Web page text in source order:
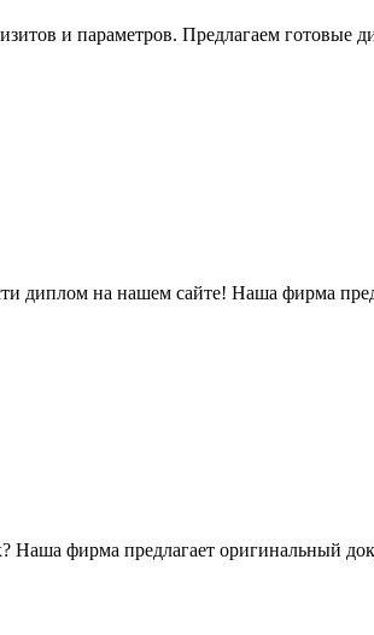
и параметров. Предлагаем готовые
диплом на нашем сайте! Наша фирма
Наша фирма предлагает оригинальный